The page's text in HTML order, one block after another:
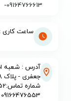
09164766613
-
ساعت کاری : 9
آدرس : شعبه
جعفری - پلاک 268 - کد پستی: 6194914980
شماره تماس:09166476552
09166476553